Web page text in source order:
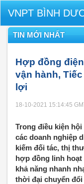
VNPT BÌNH
TIN MỚI NHẤT
Hợp đồng
vận hành,
lợi
18-10-2021 15:14:45
Trong điều kiện
các doanh nghiệp
kiếm đối tác, thị
hợp đồng linh
khả năng nhanh
thời đại chuyển